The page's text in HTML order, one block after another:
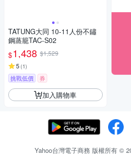
TATUNG大同 10-11人份不鏽
鋼蒸籠TAC-S02
$1,438 $1,529
5 (1)
挑戰低價 券
加入購物車
Yahoo台灣電子商務 版權所有 ©